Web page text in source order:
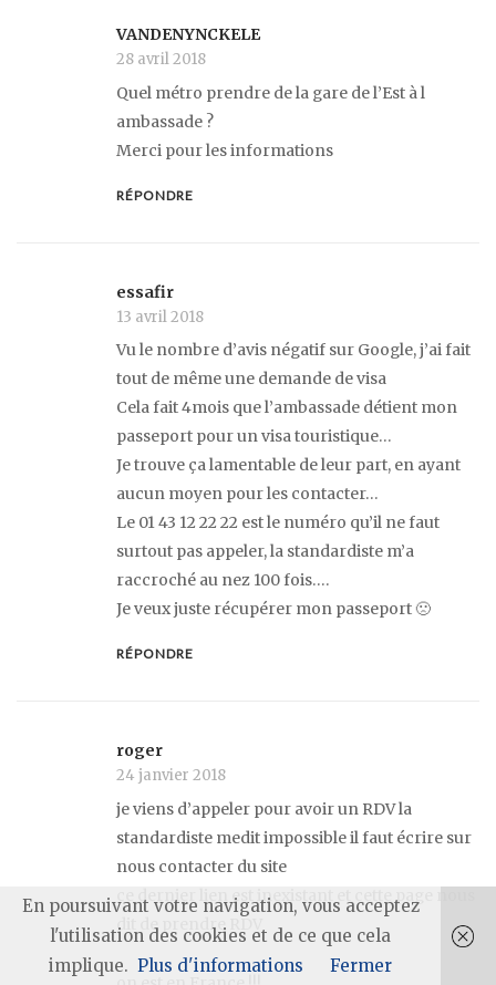
VANDENYNCKELE
28 avril 2018
Quel métro prendre de la gare de l’Est à l
ambassade ?
Merci pour les informations
RÉPONDRE
essafir
13 avril 2018
Vu le nombre d’avis négatif sur Google, j’ai fait
tout de même une demande de visa
Cela fait 4mois que l’ambassade détient mon
passeport pour un visa touristique…
Je trouve ça lamentable de leur part, en ayant
aucun moyen pour les contacter…
Le 01 43 12 22 22 est le numéro qu’il ne faut
surtout pas appeler, la standardiste m’a
raccroché au nez 100 fois….
Je veux juste récupérer mon passeport 🙁
RÉPONDRE
roger
24 janvier 2018
je viens d’appeler pour avoir un RDV la
standardiste medit impossible il faut écrire sur
nous contacter du site
ce dernier lien est inexistant et cette page nous
dit de prendre RDV
En poursuivant votre navigation, vous acceptez
l'utilisation des cookies et de ce que cela
implique. Plus d'informations Fermer